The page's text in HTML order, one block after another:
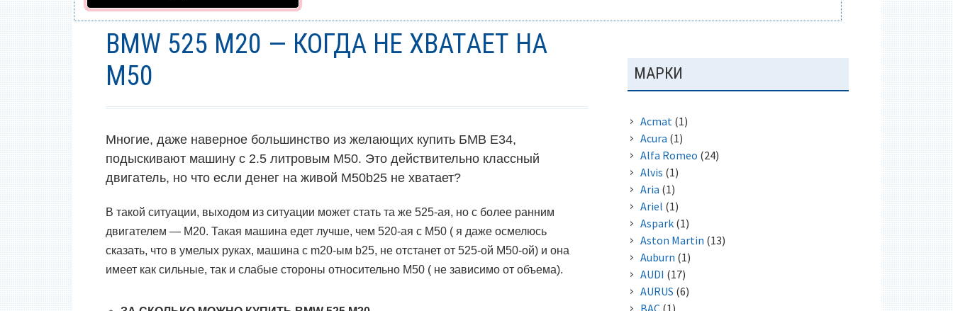
BMW 525 M20 — КОГДА НЕ ХВАТАЕТ НА
M50
Многие, даже наверное большинство из желающих купить БМВ Е34,
подыскивают машину с 2.5 литровым M50. Это действительно классный
двигатель, но что если денег на живой M50b25 не хватает?
В такой ситуации, выходом из ситуации может стать та же 525-ая, но с более ранним
двигателем — M20.Такая машина едет лучше, чем 520-ая с M50 ( я даже осмелюсь
сказать, что в умелых руках, машина с m20-ым b25, не отстанет от 525-ой M50-ой) и она
имеет как сильные, так и слабые стороны относительно M50 ( не зависимо от объема).
ОСНОВНАЯ
ПАНЕЛЬ
МАРКИ
Acmat (1)
Acura (1)
Alfa Romeo (24)
Alvis (1)
Aria (1)
Ariel (1)
Aspark(1)
Aston Martin (13)
Auburn (1)
AUDI (17)
AURUS (6)
BAC(1)